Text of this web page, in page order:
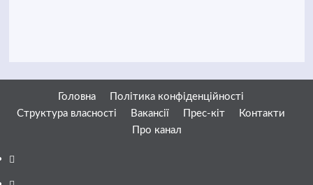
Головна
Політика конфіденційності
Структура власності
Вакансії Прес-кіт
Контакти
Про канал
Facebook